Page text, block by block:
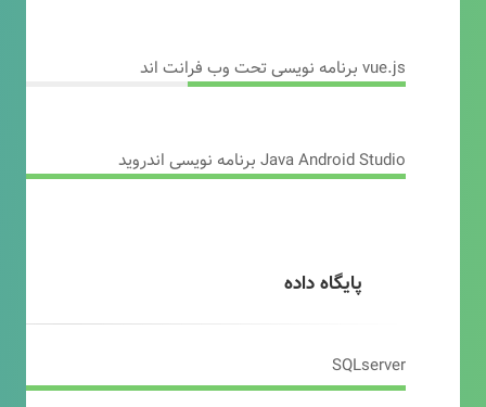
vue.js برنامه نویسی تحت وب فرانت اند
Java Android Studio برنامه نویسی اندروید
پایگاه داده
SQLserver